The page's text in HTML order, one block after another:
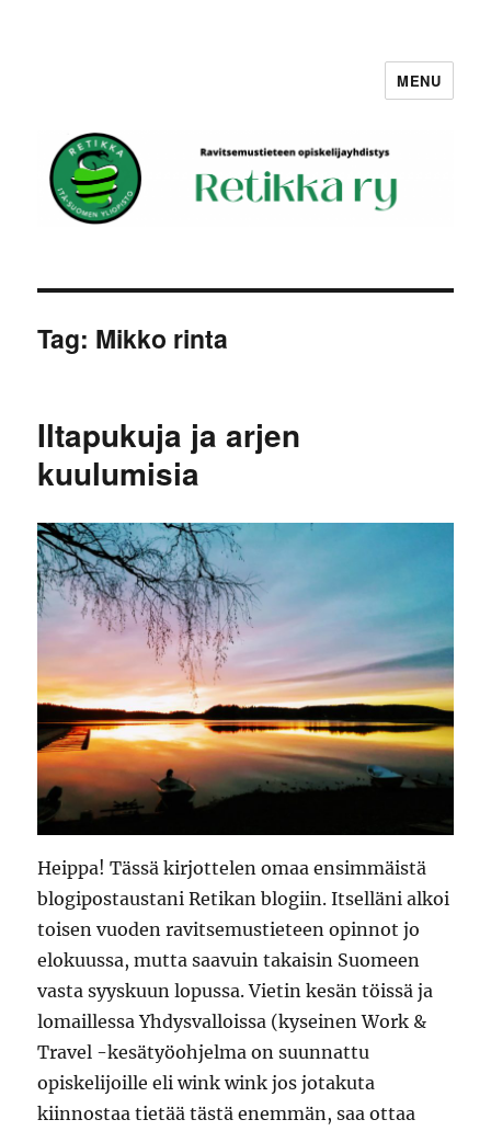
MENU
Tag: Mikko rinta
Iltapukuja ja arjen
kuulumisia
Heippa! Tässä kirjottelen omaa ensimmäistä
blogipostaustani Retikan blogiin. Itselläni alkoi
toisen vuoden ravitsemustieteen opinnot jo
elokuussa, mutta saavuin takaisin Suomeen
vasta syyskuun lopussa. Vietin kesän töissä ja
lomaillessa Yhdysvalloissa (kyseinen Work &
Travel -kesätyöohjelma on suunnattu
opiskelijoille eli wink wink jos jotakuta
kiinnostaa tietää tästä enemmän, saa ottaa